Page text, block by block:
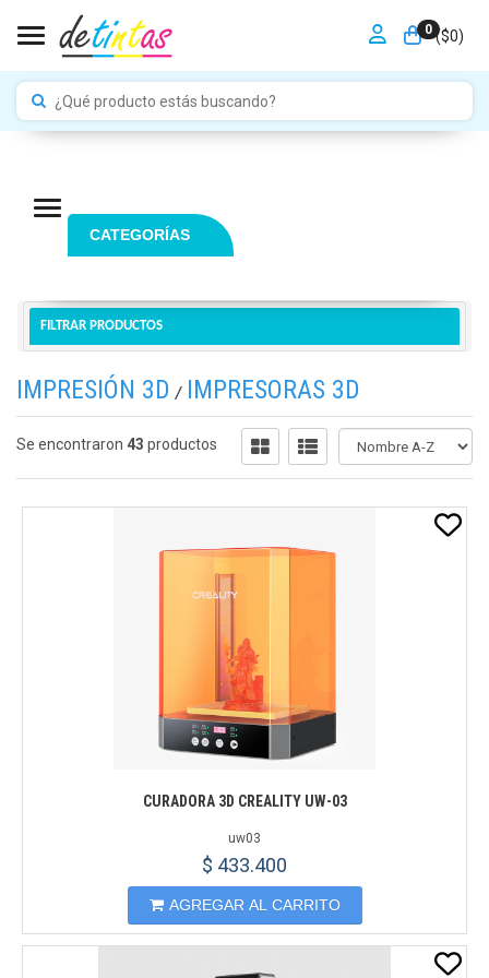
0 ($0)
Toggle navigation
Navigation ein-/ausblenden
CATEGORÍAS
FILTRAR PRODUCTOS
IMPRESIÓN 3D / IMPRESORAS 3D
Se encontraron 43 productos
CURADORA 3D CREALITY UW-03
uw03
$ 433.400
AGREGAR AL CARRITO